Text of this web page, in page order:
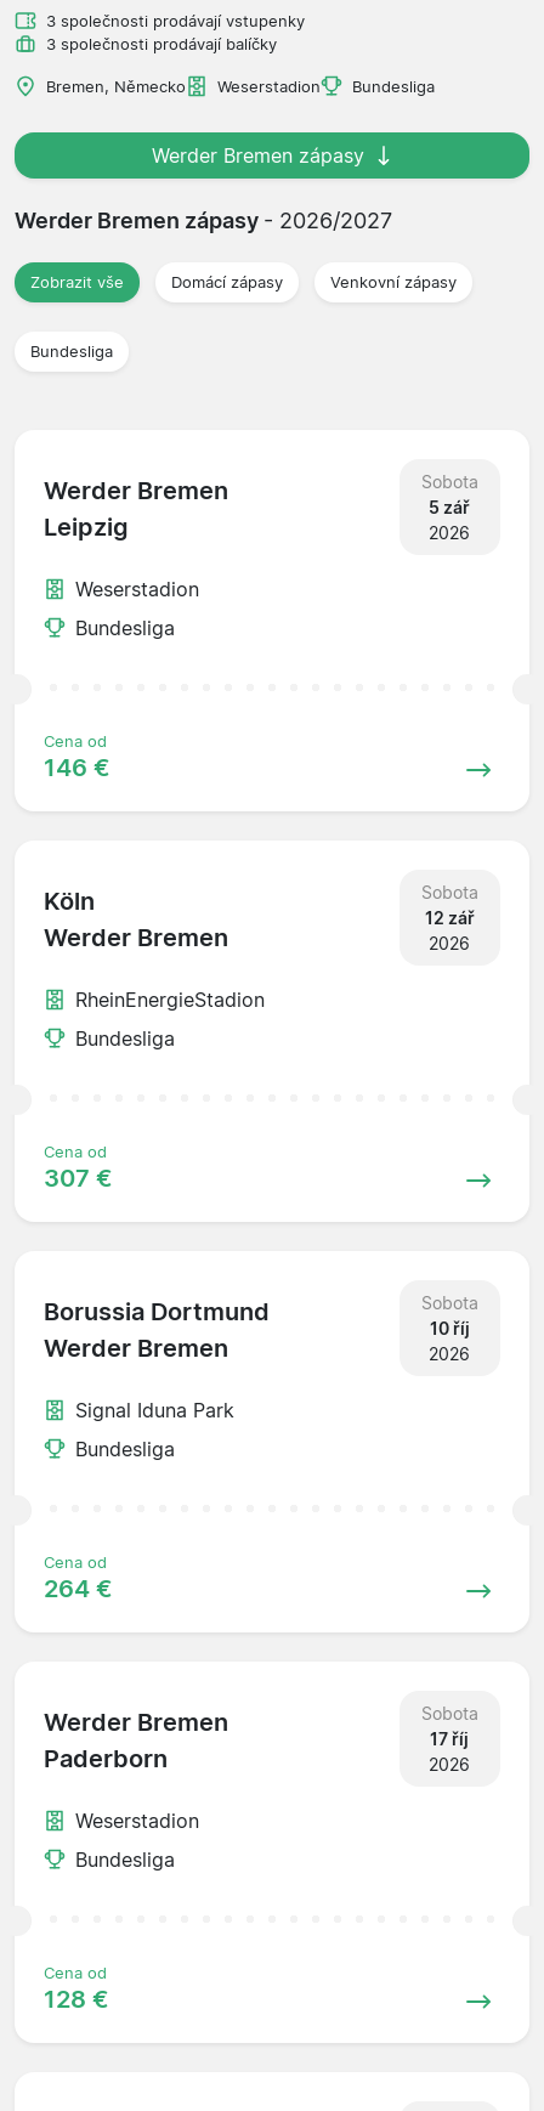
3 společnosti prodávají vstupenky
3 společnosti prodávají balíčky
Bremen, Německo Weserstadion Bundesliga
Werder Bremen zápasy
Werder Bremen zápasy - 2026/2027
Zobrazit vše Domácí zápasy Venkovní zápasy
Bundesliga
Werder Bremen
Leipzig
Sobota
5 zář
2026
Weserstadion
Bundesliga
Cena od
146 €
Köln
Werder Bremen
Sobota
12 zář
2026
RheinEnergieStadion
Bundesliga
Cena od
307 €
Borussia Dortmund
Werder Bremen
Sobota
10 říj
2026
Signal Iduna Park
Bundesliga
Cena od
264 €
Werder Bremen
Paderborn
Sobota
17 říj
2026
Weserstadion
Bundesliga
Cena od
128 €